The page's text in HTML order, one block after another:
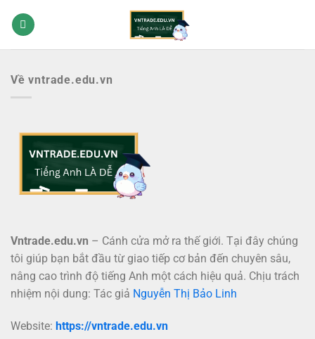
qua
Về vntrade.edu.vn
Vntrade.edu.vn – Cánh cửa mở ra thế giới. Tại đây chúng
tôi giúp bạn bắt đầu từ giao tiếp cơ bản đến chuyên sâu,
nâng cao trình độ tiếng Anh một cách hiệu quả. Chịu trách
nhiệm nội dung: Tác giả Nguyễn Thị Bảo Linh
Website: https://vntrade.edu.vn